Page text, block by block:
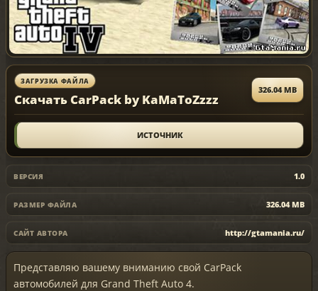
ЗАГРУЗКА ФАЙЛА
Скачать CarPack by KaMaToZzzz
326.04 MB
ИСТОЧНИК
ВЕРСИЯ 1.0
РАЗМЕР ФАЙЛА 326.04 MB
САЙТ АВТОРА http://gtamania.ru/
Представляю вашему вниманию свой CarPack
автомобилей для Grand Theft Auto 4.